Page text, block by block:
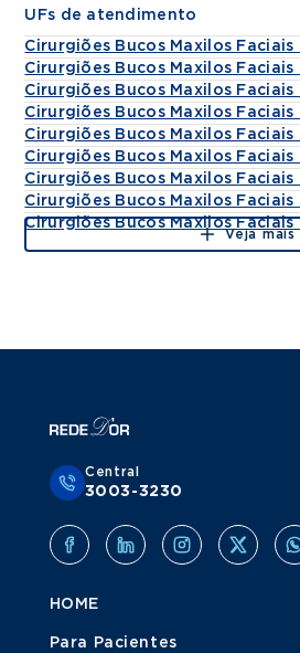
UFs de atendimento
Cirurgiões Bucos Maxilos Faciais
Cirurgiões Bucos Maxilos Faciais
Cirurgiões Bucos Maxilos Faciais
Cirurgiões Bucos Maxilos Faciais
Cirurgiões Bucos Maxilos Faciais
Cirurgiões Bucos Maxilos Faciais
Cirurgiões Bucos Maxilos Faciais
Cirurgiões Bucos Maxilos Faciais
Cirurgiões Bucos Maxilos Faciais
Veja mais
Central
3003-3230
HOME
Para Pacientes